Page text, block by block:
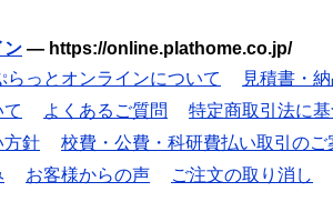
ン — https://online.plathome.co.jp/
らっとオンラインについて
見積書・
よくあるご質問
特定商取引法に
方針
校費・公費・科研費払い取引のご
お客様からの声 ご注文の取り消し